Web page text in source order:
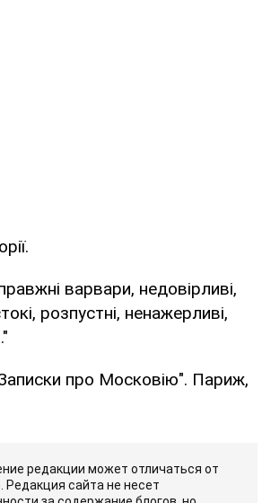
варвари, недовірливі,
розпустні, ненажерливі,
про Московію". Париж,
редакции может отличаться от
Редакция сайта не несет